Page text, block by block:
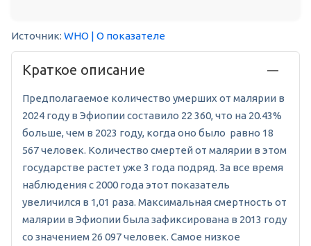
Источник: WHO | О показателе
Краткое описание
Предполагаемое количество умерших от малярии в
2024 году в Эфиопии составило 22 360, что на 20.43%
больше, чем в 2023 году, когда оно было равно 18
567 человек. Количество смертей от малярии в этом
государстве растет уже 3 года подряд. За все время
наблюдения с 2000 года этот показатель
увеличился в 1,01 раза. Максимальная смертность от
малярии в Эфиопии была зафиксирована в 2013 году
со значением 26 097 человек. Самое низкое